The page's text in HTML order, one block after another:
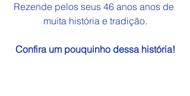
Rezende pelos seus 46 anos anos de
muita história e tradição.
Confira um pouquinho dessa história!